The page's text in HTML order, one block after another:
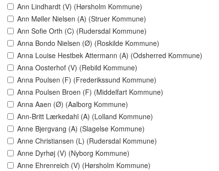
Ann Lindhardt (V) (Hørsholm Kommune)
Ann Møller Nielsen (A) (Struer Kommune)
Ann Sofie Orth (C) (Rudersdal Kommune)
Anna Bondo Nielsen (Ø) (Roskilde Kommune)
Anna Louise Hestbek Attermann (A) (Odsherred Kommune)
Anna Oosterhof (V) (Rebild Kommune)
Anna Poulsen (F) (Frederikssund Kommune)
Anna Poulsen Broen (F) (Middelfart Kommune)
Anna Aaen (Ø) (Aalborg Kommune)
Ann-Britt Lærkedahl (A) (Lolland Kommune)
Anne Bjergvang (A) (Slagelse Kommune)
Anne Christiansen (L) (Rudersdal Kommune)
Anne Dyrhøj (V) (Nyborg Kommune)
Anne Ehrenreich (V) (Hørsholm Kommune)